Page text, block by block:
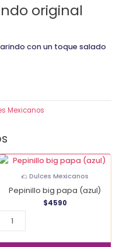
original
con un toque salado
Mexicanos
🌮 Dulces Mexicanos
Pepinillo big papa (azul)
$4590
Pepinillo
(azul)